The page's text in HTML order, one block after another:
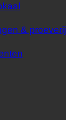
& proeverij